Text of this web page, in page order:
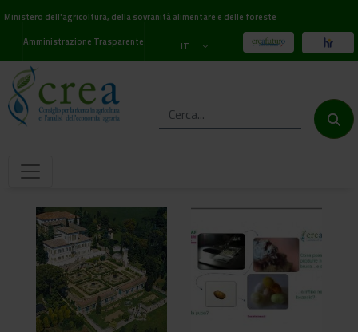
Ministero dell'agricoltura, della sovranità alimentare e delle foreste
Amministrazione Trasparente
IT